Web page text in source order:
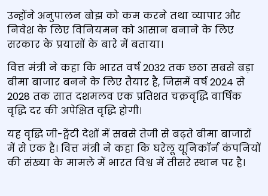
उन्होंने अनुपालन बोझ को कम करने तथा व्यापार और
निवेश के लिए विनियमन को आसान बनाने के लिए
सरकार के प्रयासों के बारे में बताया।
वित्त मंत्री ने कहा कि भारत वर्ष 2032 तक छठा सबसे बड़ा
बीमा बाजार बनने के लिए तैयार है, जिसमें वर्ष 2024 से
2028 तक सात दशमलव एक प्रतिशत चक्रवृद्धि वार्षिक
वृद्धि दर की अपेक्षित वृद्धि होगी।
यह वृद्धि जी-ट्वेंटी देशों में सबसे तेजी से बढ़ते बीमा बाजारों
में से एक है। वित्त मंत्री ने कहा कि घरेलू यूनिकॉर्न कंपनियों
की संख्या के मामले में भारत विश्व में तीसरे स्थान पर है।